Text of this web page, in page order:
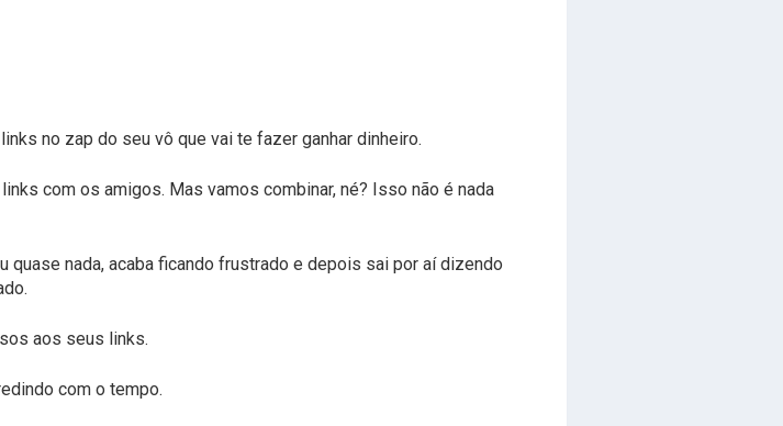
no zap do seu vô que vai te fazer ganhar dinheiro.
com os amigos. Mas vamos combinar, né? Isso não é nada
quase nada, acaba ficando frustrado e depois sai por aí dizendo
aos seus links.
com o tempo.